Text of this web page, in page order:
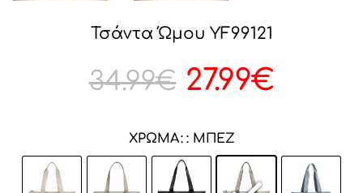
Τσάντα Ώμου YF99121
34.99€ 27.99€
ΧΡΏΜΑ : ΜΠΈΖ